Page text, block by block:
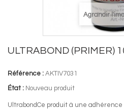
Agrandir
ULTRABOND (PRIMER)
Référence : AKTIV7031
État : Nouveau produit
UltrabondCe produit à une